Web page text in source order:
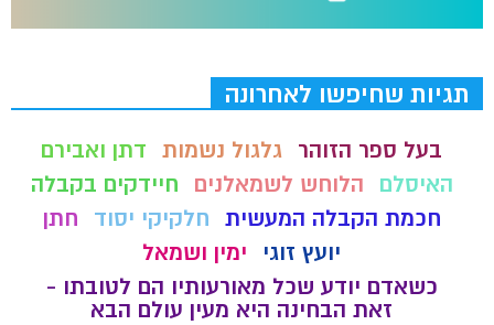
תגיות שחיפשו לאחרונה
בעל ספר הזוהר גלגול נשמות דתן ואבירם
האיסלם
הלוחש לשמאלנים
חיידקים בקבלה
חכמת הקבלה המעשית חלקיקי יסוד
חתן
יועץ זוגי
ימין ושמאל
כשאדם יודע שכל מאורעותיו הם לטובתו -
זאת הבחינה היא מעין עולם הבא